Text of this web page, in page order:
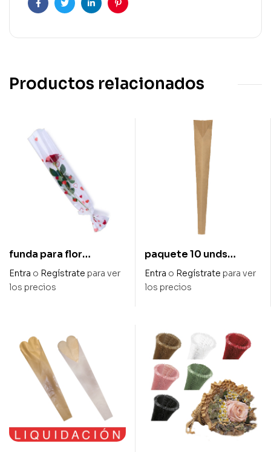
FacebookTwitterLinkedinPinterest
Productos relacionados
funda para flor
«pasional» 16 x 80 cm
Entra o Regístrate para ver
los precios
paquete 10 unds
fundas cartón hawana
para flor diam 11,5 x 63
Entra o Regístrate para ver
los precios